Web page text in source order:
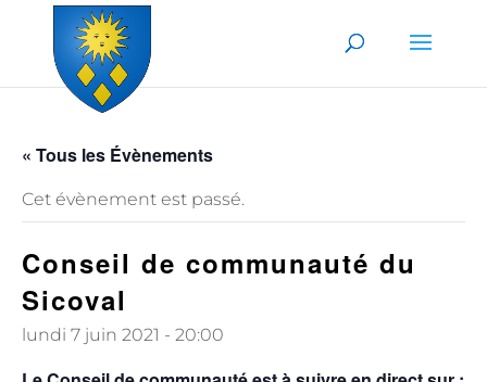
Skip to content
« Tous les Évènements
Cet évènement est passé.
Conseil de communauté du
Sicoval
lundi 7 juin 2021 - 20:00